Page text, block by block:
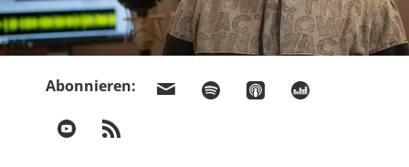
Abonnieren: